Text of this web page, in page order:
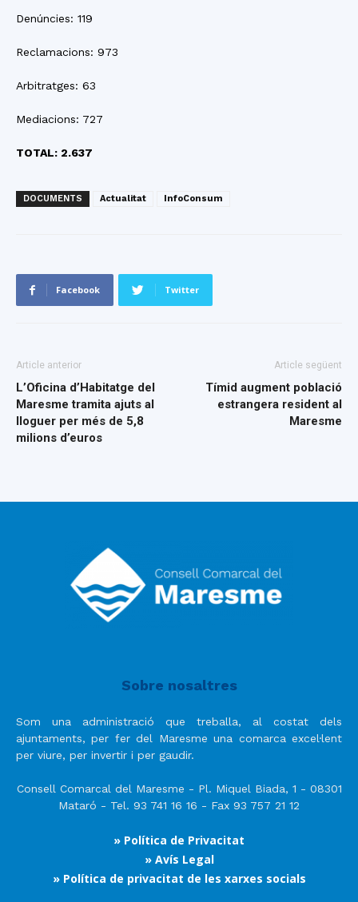
Denúncies: 119
Reclamacions: 973
Arbitratges: 63
Mediacions: 727
TOTAL: 2.637
DOCUMENTS Actualitat InfoConsum
Facebook Twitter
Article anterior
L’Oficina d’Habitatge del
Maresme tramita ajuts al
lloguer per més de 5,8
milions d’euros
Article següent
Tímid augment població
estrangera resident al
Maresme
Sobre nosaltres
Som una administració que treballa, al costat dels
ajuntaments, per fer del Maresme una comarca excel·lent
per viure, per invertir i per gaudir.
Consell Comarcal del Maresme - Pl. Miquel Biada, 1 - 08301
Mataró - Tel. 93 741 16 16 - Fax 93 757 21 12
» Política de Privacitat
» Avís Legal
» Política de privacitat de les xarxes socials